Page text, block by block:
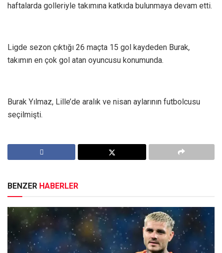
haftalarda golleriyle takımına katkıda bulunmaya devam etti.
Ligde sezon çıktığı 26 maçta 15 gol kaydeden Burak,
takımın en çok gol atan oyuncusu konumunda.
Burak Yılmaz, Lille’de aralık ve nisan aylarının futbolcusu
seçilmişti.
BENZER HABERLER